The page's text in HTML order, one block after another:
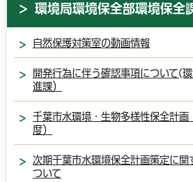
環境局環境保全部環境保全
自然保護対策室の動画情報
開発行為に伴う確認事項について(
進課）
千葉市水環境・生物多様性保全計
度）
次期千葉市水環境保全計画策定に関
ついて